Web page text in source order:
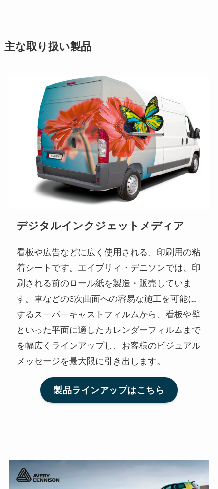
主な取り扱い製品
デジタルインクジェットメディア
看板や広告などに広く使用される、印刷用の粘
着シートです。エイブリィ・デニソンでは、印
刷される前のロール紙を製造・販売していま
す。車などの3次曲面への容易な施工を可能に
するスーパーキャストフィルムから、看板や壁
といった平面に適したカレンダーフィルムまで
を幅広くラインアップし、お客様のビジュアル
メッセージを最大限に引き出します。
製品ラインアップはこちら